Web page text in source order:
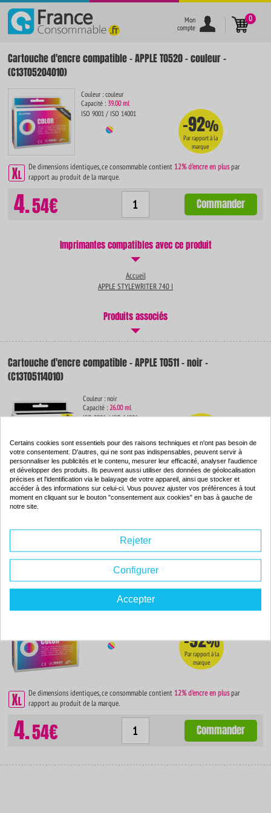
}
Mon
compte
0
Cartouche d'encre compatible - APPLE T0520 - couleur -
(C13T05204010)
Couleur : couleur
Capacité : 39.00 ml
ISO 9001 / ISO 14001
-92%
Par rapport à la
marque
De dimensions identiques, ce consommable contient 12% d'encre en pluspar
rapport au produit de la marque.
4.54€ Commander
Imprimantes compatibles avec ce produit
Accueil
APPLE STYLEWRITER 740 I
Produits associés
Cartouche d'encre compatible - APPLE T0511 - noir -
(C13T05114010)
Couleur : noir
Capacité :26.00 ml
ISO 9001 / ISO 14001
Par rapport à la
marque
De dimensions identiques, ce consommable contient9% d'encre en pluspar rapport
au produit de la marque.
4.
Cartouche d'encre compatible - APPLE T0520 - couleur -
(C13T05204010)
Couleur : couleur
-92%
Par rapport à la
marque
De dimensions identiques, ce consommable contient 12% d'encre en pluspar
rapport au produit de la marque.
4.54€ Commander
Certains cookies sont essentiels pour des raisons techniques et n'ont pas besoin de
votre consentement. D'autres, qui ne sont pas indispensables, peuvent servir à
personnaliser les publicités et le contenu, mesurer leur efficacité, analyser l'audience
et développer des produits. Ils peuvent aussi utiliser des données de géolocalisation
précises et l'identification via le balayage de votre appareil, ainsi que stocker et
accéder à des informations sur celui-ci. Vous pouvez ajuster vos préférences à tout
moment en cliquant sur le bouton "consentement aux cookies" en bas à gauche de
notre site.
Rejeter
Configurer
Accepter